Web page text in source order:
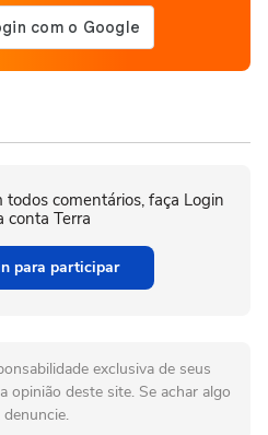
comentários, faça Login
conta Terra
para participar
exclusiva de seus
opinião deste site. Se achar algo